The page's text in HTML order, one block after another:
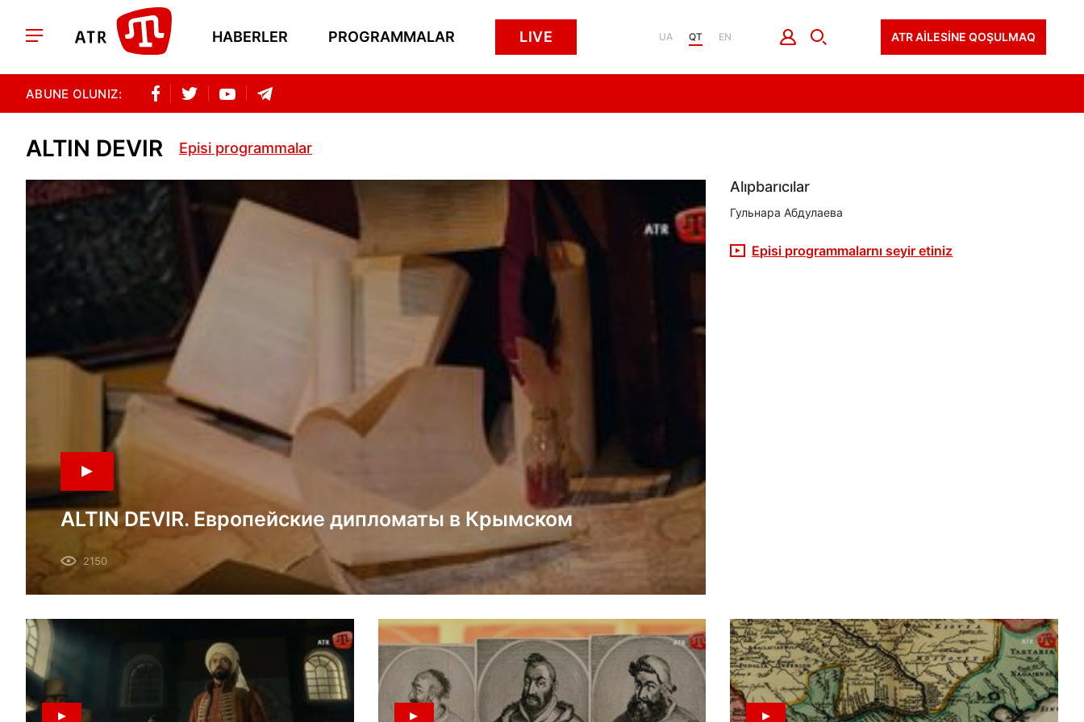
HABERLER PROGRAMMALAR LIVE UA QT EN ATR AİLESİNE QOŞULMAQ
ABUNE OLUNIZ:
ALTIN DEVIR Episi programmalar
ALTIN DEVIR. Европейские дипломаты в Крымском
ханстве в середине XVIII века. 05.05.18
2150
Alıpbarıcılar
Гульнара Абдулаева
Episi programmalarnı seyir etiniz